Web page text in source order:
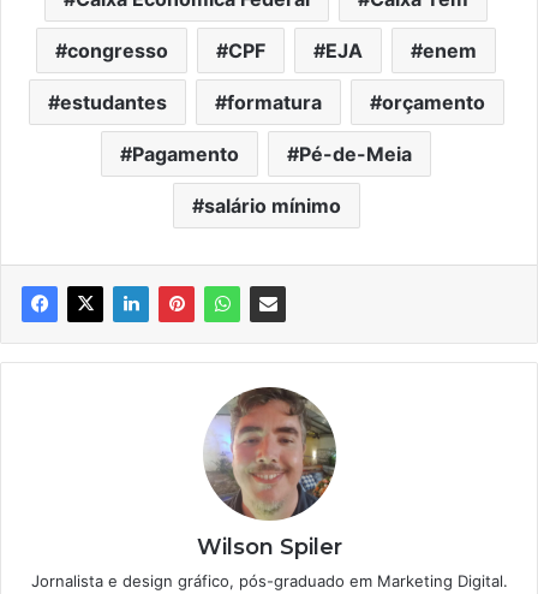
congresso CPF EJA enem
estudantes formatura orçamento
Pagamento Pé-de-Meia
salário mínimo
Wilson Spiler
Jornalista e design gráfico, pós-graduado em Marketing Digital.